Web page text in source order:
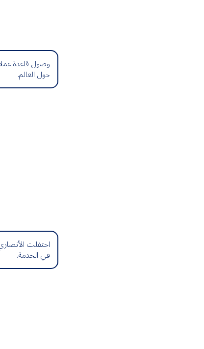
وصول قاعدة
حول العالم.
احتفلت
في الخدمة.